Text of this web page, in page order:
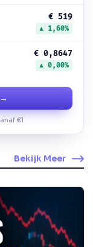
€ 519
▲ 1,60%
€ 0,8647
▲ 0,00%
€1
Bekijk Meer